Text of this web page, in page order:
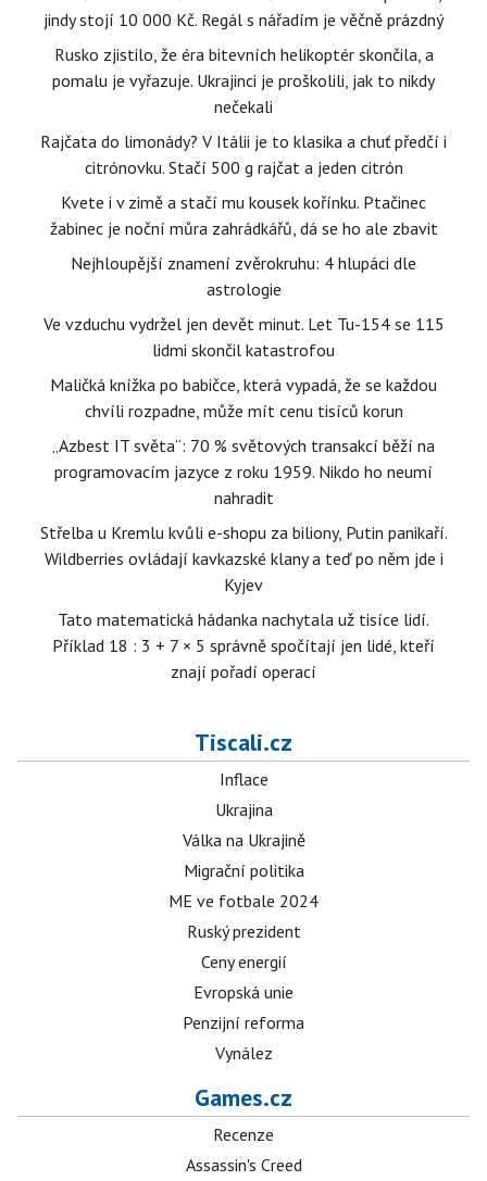
jindy stojí 10 000 Kč. Regál s nářadím je věčně prázdný
Rusko zjistilo, že éra bitevních helikoptér skončila, a
pomalu je vyřazuje. Ukrajinci je proškolili, jak to nikdy
nečekali
Rajčata do limonády? V Itálii je to klasika a chuť předčí i
citrónovku. Stačí 500 g rajčat a jeden citrón
Kvete i v zimě a stačí mu kousek kořínku. Ptačinec
žabinec je noční můra zahrádkářů, dá se ho ale zbavit
Nejhloupější znamení zvěrokruhu: 4 hlupáci dle
astrologie
Ve vzduchu vydržel jen devět minut. Let Tu-154 se 115
lidmi skončil katastrofou
Maličká knížka po babičce, která vypadá, že se každou
chvíli rozpadne, může mít cenu tisíců korun
„Azbest IT světa“: 70 % světových transakcí běží na
programovacím jazyce z roku 1959. Nikdo ho neumí
nahradit
Střelba u Kremlu kvůli e-shopu za biliony, Putin panikaří.
Wildberries ovládají kavkazské klany a teď po něm jde i
Kyjev
Tato matematická hádanka nachytala už tisíce lidí.
Příklad 18 : 3 + 7 × 5 správně spočítají jen lidé, kteří
znají pořadí operací
Tiscali.cz
Inflace
Ukrajina
Válka na Ukrajině
Migrační politika
ME ve fotbale 2024
Ruský prezident
Ceny energií
Evropská unie
Penzijní reforma
Vynález
Games.cz
Recenze
Assassin's Creed